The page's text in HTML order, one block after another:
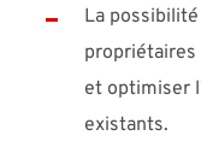
La
et optimiser
existants.